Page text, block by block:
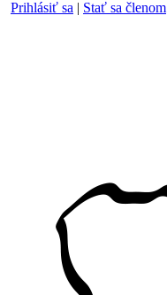
Prihlásiť sa | Stať sa členom